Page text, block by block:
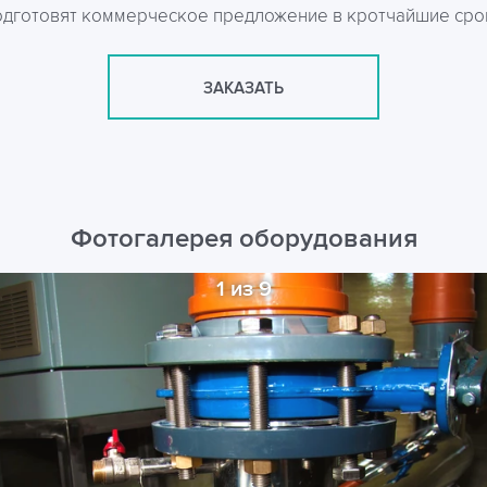
коммерческое предложение в кротчайшие
ЗАКАЗАТЬ
Фотогалерея оборудования
1 из 9